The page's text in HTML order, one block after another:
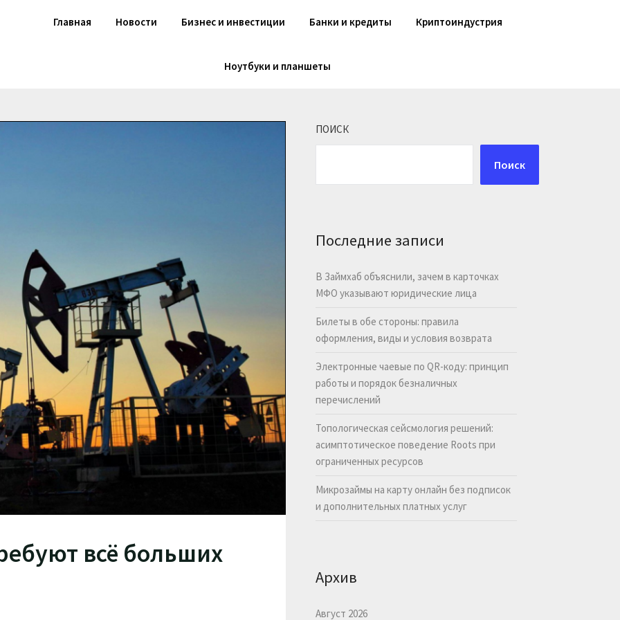
Главная Новости Бизнес и инвестиции Банки и кредиты Криптоиндустрия
Ноутбуки и планшеты
всё больших
ПОИСК
Поиск
Последние записи
В Займхаб объяснили, зачем в карточках
МФО указывают юридические лица
Билеты в обе стороны: правила
оформления, виды и условия возврата
Электронные чаевые по QR-коду: принцип
работы и порядок безналичных
перечислений
Топологическая сейсмология решений:
асимптотическое поведение Roots при
ограниченных ресурсов
Микрозаймы на карту онлайн без подписок
и дополнительных платных услуг
Архив
Август 2026